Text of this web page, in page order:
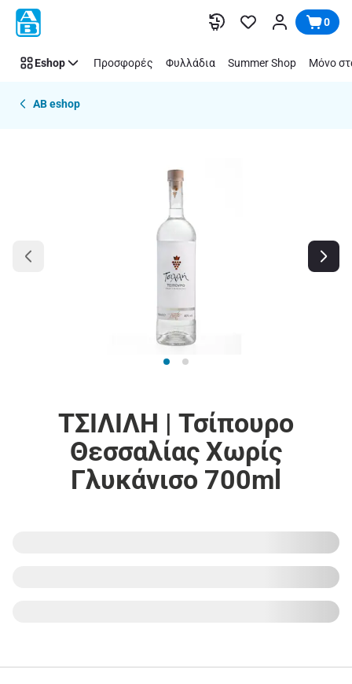
Παράλειψη 0
Eshop Προσφορές Φυλλάδια Summer Shop Μόνο
AB eshop
ΤΣΙΛΙΛΗ | Τσίπουρο
Θεσσαλίας Χωρίς
Γλυκάνισο 700ml